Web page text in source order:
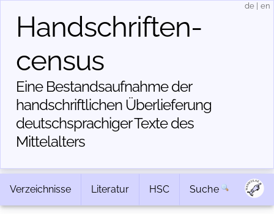
Handschriften­
census
Eine Bestandsaufnahme der
handschriftlichen Über­lieferung
deutschsprachiger Texte des
Mittelalters
de en
Verzeichnisse Literatur HSC Suche